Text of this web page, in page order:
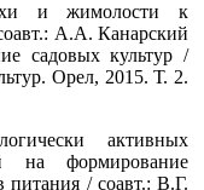
и жимолости к
А.А. Канарский
садовых культур /
Орел, 2015. Т. 2.
активных
на формирование
питания / соавт.: В.Г.